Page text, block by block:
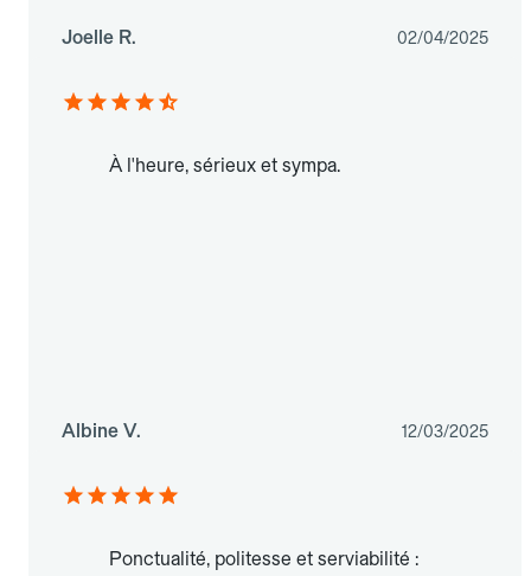
Joelle R. 02/04/2025
À l'heure, sérieux et sympa.
Albine V. 12/03/2025
Ponctualité, politesse et serviabilité :